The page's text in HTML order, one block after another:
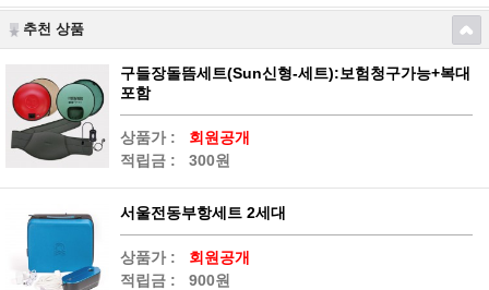
추천 상품
구들장돌뜸세트(Sun신형-세트):보험청구가능+복대
포함
상품가 :
회원공개
적립금 :
300원
서울전동부항세트 2세대
상품가 :
회원공개
적립금 :
900원